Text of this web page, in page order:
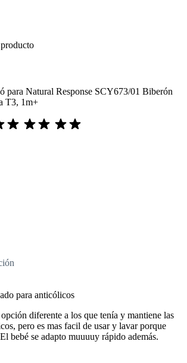
para Natural Response SCY673/01 Biberón
T3, 1m+
para anticólicos
diferente a los que tenía y mantiene las
pero es mas facil de usar y lavar porque
bebé se adapto muuuuy rápido además.